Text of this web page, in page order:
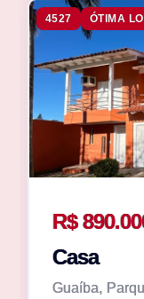
4527 ÓTIMA
R$
Casa
Guaíba,